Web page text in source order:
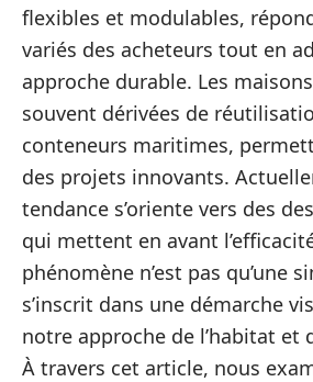
flexibles et modulables,
variés des acheteurs tout en
approche durable. Les
souvent dérivées de
conteneurs maritimes,
des projets innovants.
tendance s’oriente vers des
qui mettent en avant
phénomène n’est pas qu’une
s’inscrit dans une démarche
notre approche de l’habitat et
À travers cet article, nous